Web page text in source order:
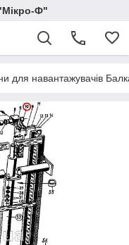
Ф"
для навантажувачів